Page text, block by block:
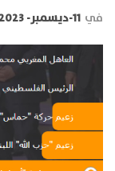
في 11-ديسمبر- 2023